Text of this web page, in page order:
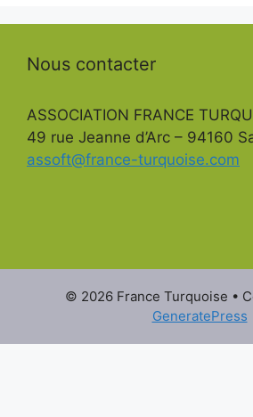
Nous contacter
ASSOCIATION FRANCE
49 rue Jeanne d’Arc – 94160
assoft@france-turquoise.com
© 2026 France Turquoise •
GeneratePress